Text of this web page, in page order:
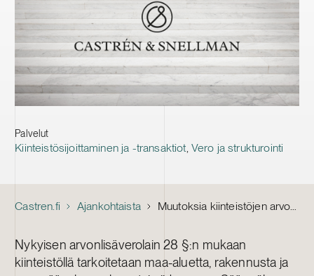
Palvelut
Kiinteistösijoittaminen ja -transaktiot, Vero ja strukturointi
Castren.fi Ajankohtaista Muutoksia kiinteistöjen arvonlisäverotukseen
Nykyisen arvonlisäverolain 28 §:n mukaan
kiinteistöllä tarkoitetaan maa-aluetta, rakennusta ja